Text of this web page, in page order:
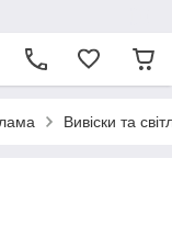
Вивіски та